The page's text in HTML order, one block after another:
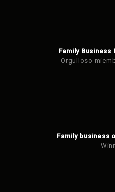
Family
Orgulloso
Family business